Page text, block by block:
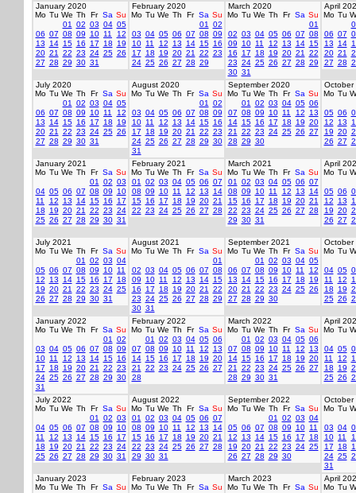
January 2020
Mo Tu We Th Fr Sa Su
01
02 03 04 05
06 07 08 09 10 11
12
13
14 15 16 17 18
19
20 21 22 23 24 25 26
27 28 29 30 31
February 2020
Mo Tu We Th Fr Sa Su
01
02
03 04 05 06 07 08 09
10 11 12 13 14 15 16
17
18 19 20 21 22 23
24 25 26 27 28 29
March 2020
Mo Tu We Th Fr Sa Su
01
02 03 04 05 06 07 08
09
10 11 12 13 14 15
16
17 18 19 20 21
22
23 24 25 26 27 28 29
30 31
April
Mo Tu
06 07
13
14
20 21
27 28
July 2020
Mo Tu We Th Fr Sa Su
01
02 03 04 05
06 07 08 09 10 11
12
13
14 15 16 17 18
19
20 21 22 23 24 25 26
27 28 29 30 31
August 2020
Mo Tu We Th Fr Sa Su
01
02
03 04 05 06 07 08 09
10 11 12 13 14 15 16
17
18 19 20 21 22 23
24 25 26 27 28 29 30
31
September 2020
Mo Tu We Th Fr Sa Su
01
02 03 04 05 06
07 08 09 10 11 12
13
14 15 16 17 18 19 20
21
22 23 24 25 26 27
28 29 30
October
Mo Tu
05 06
12
13
19 20
26 27
January 2021
Mo Tu We Th Fr Sa Su
01
02 03
04 05 06 07 08 09
10
11
12 13 14 15 16
17
18
19 20 21 22 23 24
25 26 27 28 29 30 31
February 2021
Mo Tu We Th Fr Sa Su
01
02 03 04 05 06 07
08 09 10 11 12 13
14
15 16 17 18 19 20 21
22 23 24 25 26 27 28
March 2021
Mo Tu We Th Fr Sa Su
01
02 03 04 05 06 07
08 09 10 11 12 13
14
15 16 17 18 19 20 21
22 23 24 25 26 27 28
29 30 31
April
Mo Tu
05 06
12
13
19 20
26 27
July 2021
Mo Tu We Th Fr Sa Su
01
02 03 04
05 06 07 08 09 10 11
12
13 14 15 16 17
18
19 20 21 22 23 24 25
26 27 28 29 30 31
August 2021
Mo Tu We Th Fr Sa Su
01
02 03 04 05 06 07 08
09
10 11 12 13 14 15
16
17 18 19 20 21
22
23 24 25 26 27 28 29
30 31
September 2021
Mo Tu We Th Fr Sa Su
01
02 03 04 05
06 07 08 09 10 11
12
13
14 15 16 17 18
19
20 21 22 23 24 25 26
27 28 29 30
October
Mo Tu
04 05
11
12
18
19
25 26
January 2022
Mo Tu We Th Fr Sa Su
01
02
03 04 05 06 07 08 09
10 11 12 13 14 15 16
17
18 19 20 21 22 23
24 25 26 27 28 29 30
31
February 2022
Mo Tu We Th Fr Sa Su
01
02 03 04 05 06
07 08 09 10 11 12
13
14 15 16 17 18 19 20
21
22 23 24 25 26 27
28
March 2022
Mo Tu We Th Fr Sa Su
01
02 03 04 05 06
07 08 09 10 11 12
13
14 15 16 17 18 19 20
21
22 23 24 25 26 27
28 29 30 31
April
Mo Tu
04 05
11
12
18
19
25 26
July 2022
Mo Tu We Th Fr Sa Su
01
02 03
04 05 06 07 08 09
10
11
12 13 14 15 16
17
18
19 20 21 22 23 24
25 26 27 28 29 30 31
August 2022
Mo Tu We Th Fr Sa Su
01
02 03 04 05 06 07
08 09 10 11 12 13
14
15 16 17 18 19 20 21
22 23 24 25 26 27 28
29 30 31
September 2022
Mo Tu We Th Fr Sa Su
01
02 03 04
05 06 07 08 09 10 11
12
13 14 15 16 17
18
19 20 21 22 23 24 25
26 27 28 29 30
October
Mo Tu
03 04
10 11
17
18
24 25
31
January 2023
Mo Tu We Th Fr Sa Su
February 2023
Mo Tu We Th Fr Sa Su
March 2023
Mo Tu We Th Fr Sa Su
April
Mo Tu